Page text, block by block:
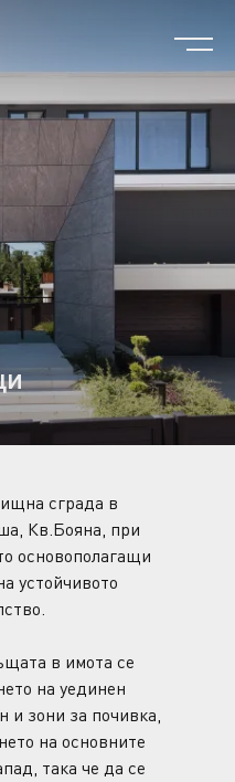
сграда в
Кв.Бояна, при
основополагащи
устойчивото
в имота се
на уединен
и зони за почивка,
на основните
така че да се